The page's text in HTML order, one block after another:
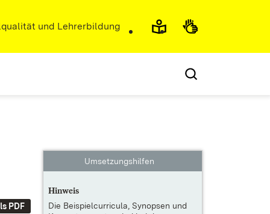
und Lehrerbildung
PDF
Umsetzungshilfen
Hinweis
Die Beispielcurricula, Synopsen und